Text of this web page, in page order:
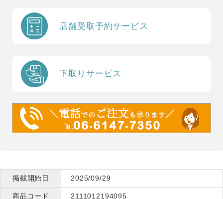
店舗受取予約サービス
下取りサービス
掲載開始日 2025/09/29
商品コード 2111012194095